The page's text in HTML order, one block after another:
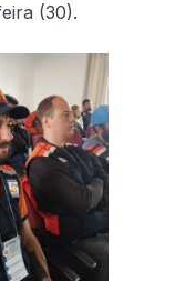
(30).